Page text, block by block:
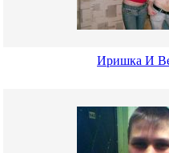
Иришка И